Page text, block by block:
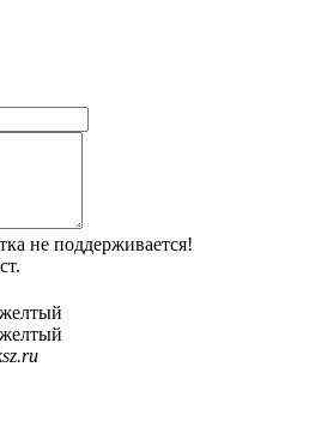
не поддерживается!